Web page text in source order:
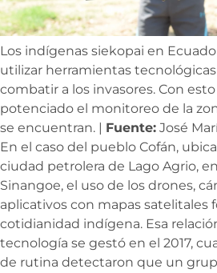
Los indígenas siekopai en
utilizar herramientas
combatir a los invasores. Con
potenciado el monitoreo de la
se encuentran. | Fuente: José
En el caso del pueblo Cofán,
ciudad petrolera de Lago Agrio,
Sinangoe, el uso de los drones,
aplicativos con mapas satelitales
cotidianidad indígena. Esa
tecnología se gestó en el 2017,
de rutina detectaron que un